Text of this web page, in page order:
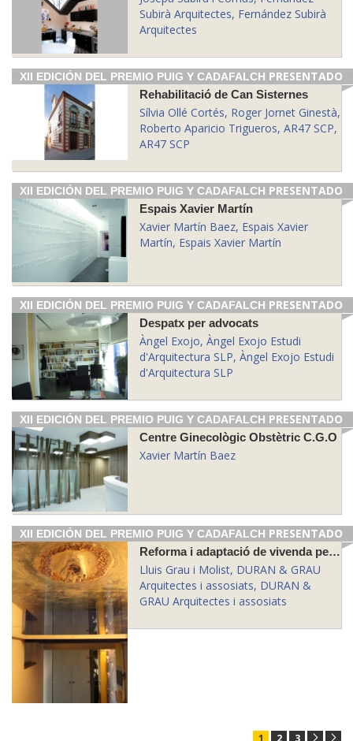
Subirà Arquitectes, Fernández Subirà
Arquitectes
PRESENTADO
XII EDICIÓN DEL PREMIO PUIG Y CADAFALCH
Rehabilitació de Can Sisternes
Sílvia Ollé Cortés, Roger Jornet Ginestà,
Roberto Aparicio Trigueros, AR47 SCP,
AR47 SCP
PRESENTADO
XII EDICIÓN DEL PREMIO PUIG Y CADAFALCH
Espais Xavier Martín
Xavier Martín Baez, Espais Xavier
Martín, Espais Xavier Martín
PRESENTADO
XII EDICIÓN DEL PREMIO PUIG Y CADAFALCH
Despatx per advocats
Àngel Exojo, Àngel Exojo Estudi
d'Arquitectura SLP, Àngel Exojo Estudi
d'Arquitectura SLP
PRESENTADO
XII EDICIÓN DEL PREMIO PUIG Y CADAFALCH
Centre Ginecològic Obstètric C.G.O
Xavier Martín Baez
PRESENTADO
XII EDICIÓN DEL PREMIO PUIG Y CADAFALCH
Reforma i adaptació de vivenda per a minusvàlid
Lluis Grau i Molist, DURAN & GRAU
Arquitectes i assosiats, DURAN &
GRAU Arquitectes i assosiats
1 2 3